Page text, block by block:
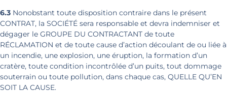
6.3 Nonobstant toute disposition contraire dans le présent
CONTRAT, la SOCIÉTÉ sera responsable et devra indemniser et
dégager le GROUPE DU CONTRACTANT de toute
RÉCLAMATION et de toute cause d’action découlant de ou liée à
un incendie, une explosion, une éruption, la formation d’un
cratère, toute condition incontrôlée d’un puits, tout dommage
souterrain ou toute pollution, dans chaque cas, QUELLE QU’EN
SOIT LA CAUSE.